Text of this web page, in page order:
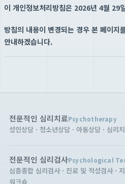
이 개인정보처리방침은 2026년 4월 29
방침의 내용이 변경되는 경우 본 페이지
안내하겠습니다.
전문적인 심리치료Psychotherapy
성인상담 · 청소년상담 · 아동상담 · 심리
전문적인 심리검사Psychological
심층종합 심리검사 · 진로 및 적성검사 ·
워크숍